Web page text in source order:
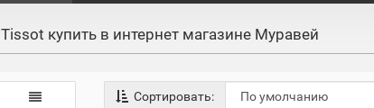
Tissot купить в интернет магазине Муравей
Сортировать: